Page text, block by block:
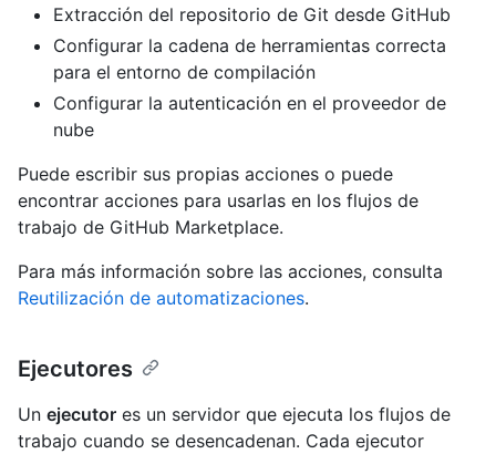
Extracción del repositorio de Git desde GitHub
Configurar la cadena de herramientas correcta
para el entorno de compilación
Configurar la autenticación en el proveedor de
nube
Puede escribir sus propias acciones o puede
encontrar acciones para usarlas en los flujos de
trabajo de GitHub Marketplace.
Para más información sobre las acciones, consulta
Reutilización de automatizaciones.
Ejecutores
Un ejecutor es un servidor que ejecuta los flujos de
trabajo cuando se desencadenan. Cada ejecutor